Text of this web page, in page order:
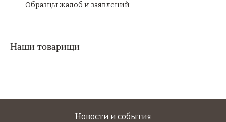
Образцы жалоб и заявлений
Наши товарищи
Новости и события